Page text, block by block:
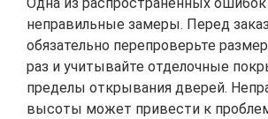
неправильные замеры. Перед
обязательно перепроверьте
раз и учитывайте отделочные
пределы открывания дверей.
высоты может привести к